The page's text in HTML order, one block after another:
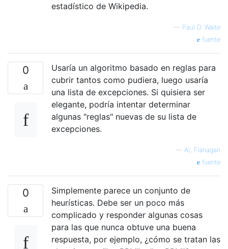
estadístico de Wikipedia.
— Paul D. Waite
fuente
0
Usaría un algoritmo basado en reglas para
cubrir tantos como pudiera, luego usaría
una lista de excepciones. Si quisiera ser
elegante, podría intentar determinar
algunas "reglas" nuevas de su lista de
excepciones.
— AL Flanagan
fuente
0
Simplemente parece un conjunto de
heurísticas. Debe ser un poco más
complicado y responder algunas cosas
para las que nunca obtuve una buena
respuesta, por ejemplo, ¿cómo se tratan las